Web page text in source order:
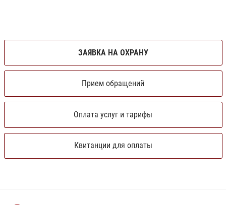
ЗАЯВКА НА ОХРАНУ
Прием обращений
Оплата услуг и тарифы
Квитанции для оплаты